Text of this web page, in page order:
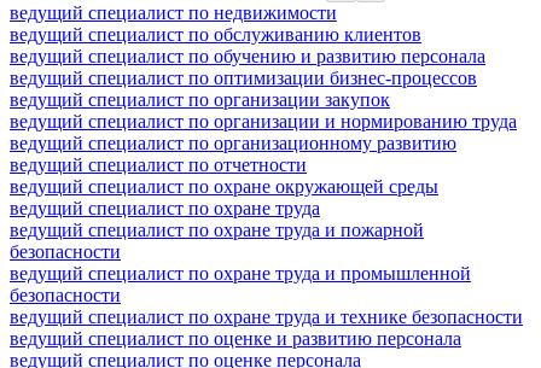
ведущий специалист по недвижимости
ведущий специалист по обслуживанию клиентов
ведущий специалист по обучению и развитию персонала
ведущий специалист по оптимизации бизнес-процессов
ведущий специалист по организации закупок
ведущий специалист по организации и нормированию труда
ведущий специалист по организационному развитию
ведущий специалист по отчетности
ведущий специалист по охране окружающей среды
ведущий специалист по охране труда
ведущий специалист по охране труда и пожарной
безопасности
ведущий специалист по охране труда и промышленной
безопасности
ведущий специалист по охране труда и технике безопасности
ведущий специалист по оценке и развитию персонала
ведущий специалист по оценке персонала